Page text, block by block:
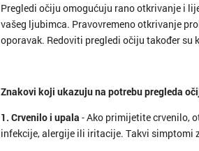
Pregledi očiju omogućuju rano otkrivanje i
vašeg ljubimca. Pravovremeno otkrivanje
oporavak. Redoviti pregledi očiju također
Znakovi koji ukazuju na potrebu pregleda
1. Crvenilo i upala - Ako primijetite crvenilo,
infekcije, alergije ili iritacije. Takvi simptomi